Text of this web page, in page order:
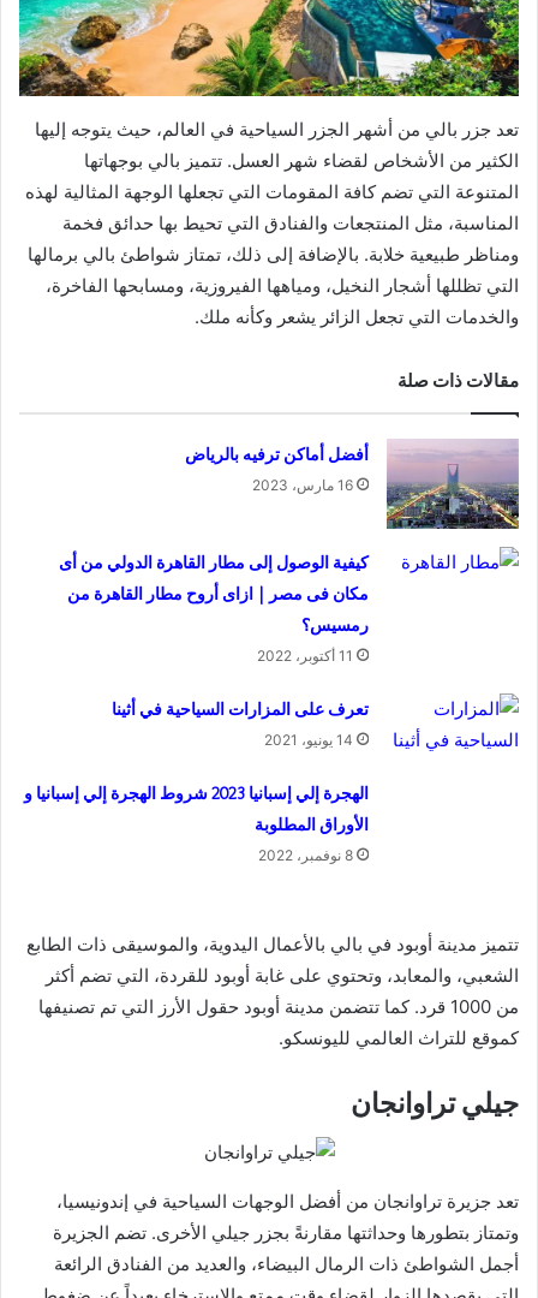
تعد جزر بالي من أشهر الجزر السياحية في العالم، حيث يتوجه إليها
الكثير من الأشخاص لقضاء شهر العسل. تتميز بالي بوجهاتها
المتنوعة التي تضم كافة المقومات التي تجعلها الوجهة المثالية لهذه
المناسبة، مثل المنتجعات والفنادق التي تحيط بها حدائق فخمة
ومناظر طبيعية خلابة. بالإضافة إلى ذلك، تمتاز شواطئ بالي برمالها
التي تظللها أشجار النخيل، ومياهها الفيروزية، ومسابحها الفاخرة،
والخدمات التي تجعل الزائر يشعر وكأنه ملك.
مقالات ذات صلة
أفضل أماكن ترفيه بالرياض
16 مارس، 2023
كيفية الوصول إلى مطار القاهرة الدولي من أى
مكان فى مصر | ازاى أروح مطار القاهرة من
رمسيس؟
11 أكتوبر، 2022
تعرف على المزارات السياحية في أثينا
14 يونيو، 2021
الهجرة إلي إسبانيا 2023 شروط الهجرة إلي إسبانيا و
الأوراق المطلوبة
8 نوفمبر، 2022
تتميز مدينة أوبود في بالي بالأعمال اليدوية، والموسيقى ذات الطابع
الشعبي، والمعابد، وتحتوي على غابة أوبود للقردة، التي تضم أكثر
من 1000 قرد. كما تتضمن مدينة أوبود حقول الأرز التي تم تصنيفها
كموقع للتراث العالمي لليونسكو.
جيلي تراوانجان
تعد جزيرة تراوانجان من أفضل الوجهات السياحية في إندونيسيا،
وتمتاز بتطورها وحداثتها مقارنةً بجزر جيلي الأخرى. تضم الجزيرة
أجمل الشواطئ ذات الرمال البيضاء، والعديد من الفنادق الرائعة